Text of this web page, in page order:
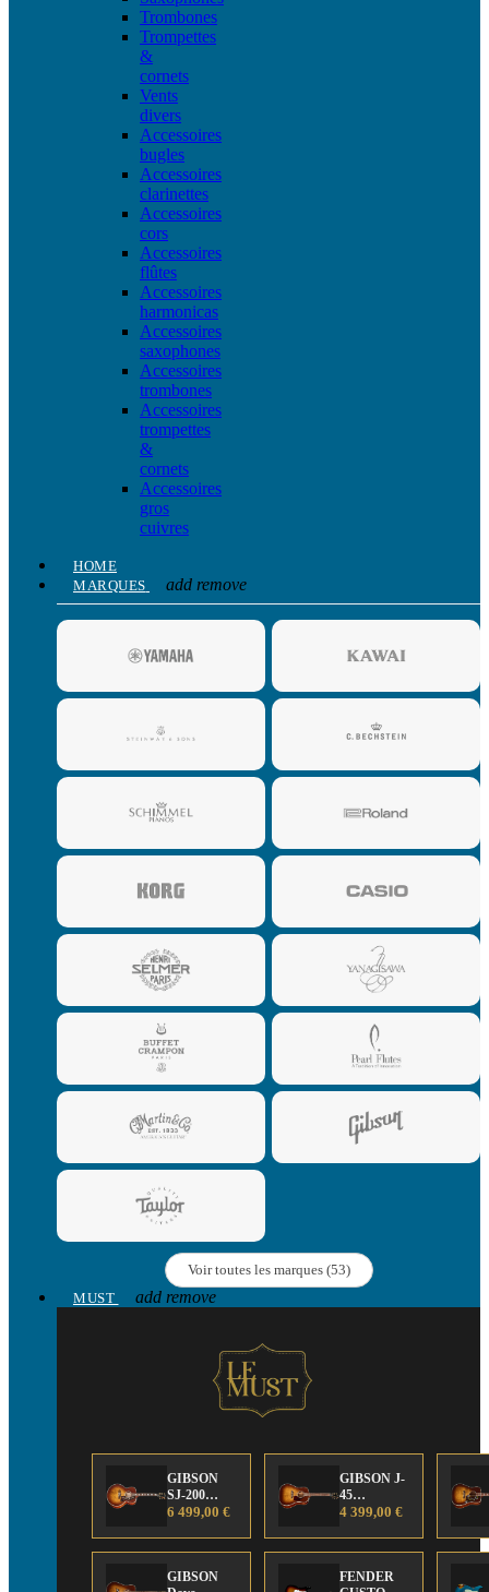
Trombones
Trompettes
&
cornets
Vents
divers
Accessoires
bugles
Accessoires
clarinettes
Accessoires
cors
Accessoires
flûtes
Accessoires
harmonicas
Accessoires
saxophones
Accessoires
trombones
Accessoires
trompettes
&
cornets
Accessoires
gros
cuivres
HOME
MARQUES
add remove
Voir toutes les marques (53)
MUST
add remove
GIBSON
SJ-200
Anniversary
Edition
6 499,00 €
GIBSON J-
45
Anniversary
Edition
4 399,00 €
GIBSON
FENDER